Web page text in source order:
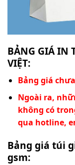
BẢNG GIÁ IN
VIỆT:
Bảng giá
Ngoài ra,
không có
qua hotline,
Bảng giá túi
gsm: